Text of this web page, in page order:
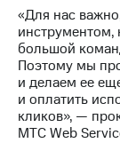
ПАО
"МТС"
«Для нас
инструментом,
большой
Поэтому мы
и делаем ее
и оплатить
кликов», —
МТС Web